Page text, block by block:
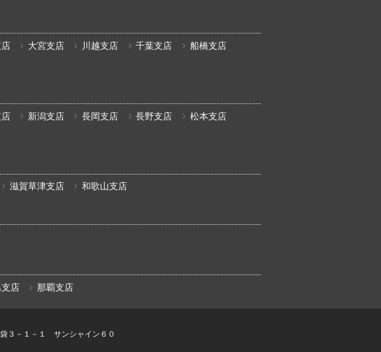
大宮支店 川越支店 千葉支店
船橋支店
新潟支店 長岡支店 長野支店
松本支店
滋賀草津支店 和歌山支店
店 那覇支店
３－１－１ サンシャイン６０